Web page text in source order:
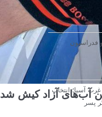
آب‌های آزاد کیش شد
فدراسیون
آسیا؛ انتخاب
پسر